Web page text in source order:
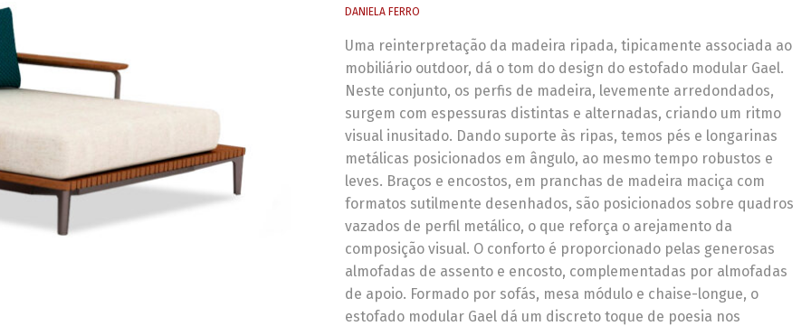
DANIELA FERRO
Uma reinterpretação da madeira ripada, tipicamente associada ao
mobiliário outdoor, dá o tom do design do estofado modular Gael.
Neste conjunto, os perfis de madeira, levemente arredondados,
surgem com espessuras distintas e alternadas, criando um ritmo
visual inusitado. Dando suporte às ripas, temos pés e longarinas
metálicas posicionados em ângulo, ao mesmo tempo robustos e
leves. Braços e encostos, em pranchas de madeira maciça com
formatos sutilmente desenhados, são posicionados sobre quadros
vazados de perfil metálico, o que reforça o arejamento da
composição visual. O conforto é proporcionado pelas generosas
almofadas de assento e encosto, complementadas por almofadas
de apoio. Formado por sofás, mesa módulo e chaise-longue, o
estofado modular Gael dá um discreto toque de poesia nos